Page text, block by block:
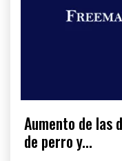
Aumento de las
de perro y...